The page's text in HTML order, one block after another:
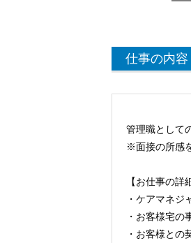
仕事の内容
管理職として
※面接の所感
【お仕事の詳
・ケアマネジ
・お客様宅の
・お客様との